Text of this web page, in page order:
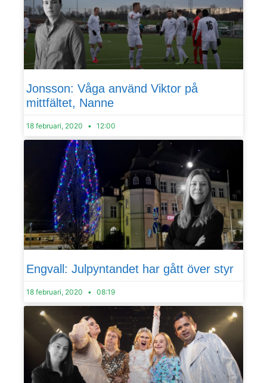
Jonsson: Våga använd Viktor på
mittfältet, Nanne
18 februari, 2020 12:00
Engvall: Julpyntandet har gått över styr
18 februari, 2020 08:19